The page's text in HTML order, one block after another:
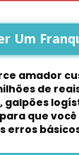
amador
de
que
erros
Um